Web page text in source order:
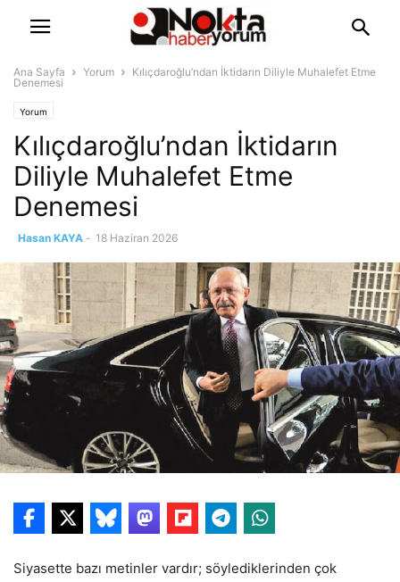
Ana Sayfa Yorum
Kılıçdaroğlu’ndan İktidarın Diliyle Muhalefet Etme
Denemesi
Yorum
Kılıçdaroğlu’ndan İktidarın
Diliyle Muhalefet Etme
Denemesi
Hasan KAYA - 18 Haziran 2026
Siyasette bazı metinler vardır; söylediklerinden çok